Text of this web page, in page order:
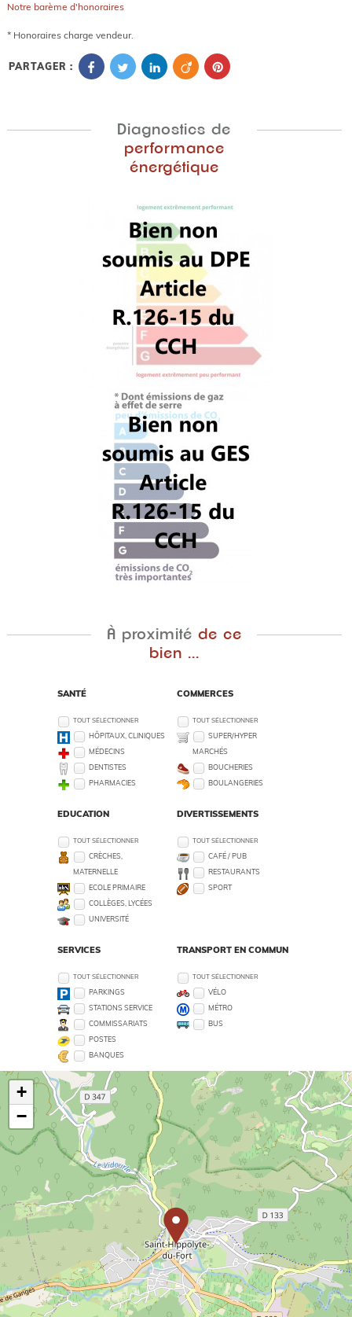
Notre barème d'honoraires
* Honoraires charge vendeur.
PARTAGER :
Diagnostics de
performance
énergétique
À proximité de ce
bien ...
SANTÉ
TOUT SÉLECTIONNER
HÔPITAUX, CLINIQUES
MÉDECINS
DENTISTES
PHARMACIES
COMMERCES
TOUT SÉLECTIONNER
SUPER/HYPER
MARCHÉS
BOUCHERIES
BOULANGERIES
EDUCATION
TOUT SÉLECTIONNER
CRÈCHES,
MATERNELLE
ECOLE PRIMAIRE
COLLÈGES, LYCÉES
UNIVERSITÉ
DIVERTISSEMENTS
TOUT SÉLECTIONNER
CAFÉ / PUB
RESTAURANTS
SPORT
SERVICES
TOUT SÉLECTIONNER
PARKINGS
STATIONS SERVICE
COMMISSARIATS
POSTES
BANQUES
TRANSPORT EN COMMUN
TOUT SÉLECTIONNER
VÉLO
MÉTRO
BUS
+
−